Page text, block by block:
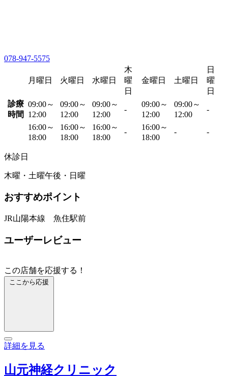
078-947-5575
月曜日 火曜日 水曜日
木
曜
日
金曜日 土曜日
日
曜
日
診療
時間
09:00～
12:00
09:00～
12:00
09:00～
12:00
-
09:00～
12:00
09:00～
12:00
-
16:00～
18:00
16:00～
18:00
16:00～
18:00
-
16:00～
18:00
- -
休診日
木曜・土曜午後・日曜
おすすめポイント
JR山陽本線 魚住駅前
ユーザーレビュー
この店舗を応援する！
ここから応援
詳細を見る
山元神経クリニック